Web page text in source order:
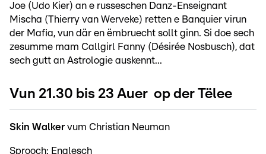
Joe (Udo Kier) an e russeschen Danz-Enseignant
Mischa (Thierry van Werveke) retten e Banquier virun
der Mafia, vun där en ëmbruecht sollt ginn. Si doe sech
zesumme mam Callgirl Fanny (Désirée Nosbusch), dat
sech gutt an Astrologie auskennt...
Vun 21.30 bis 23 Auer op der Tëlee
Skin Walker vum Christian Neuman
Sprooch: Englesch